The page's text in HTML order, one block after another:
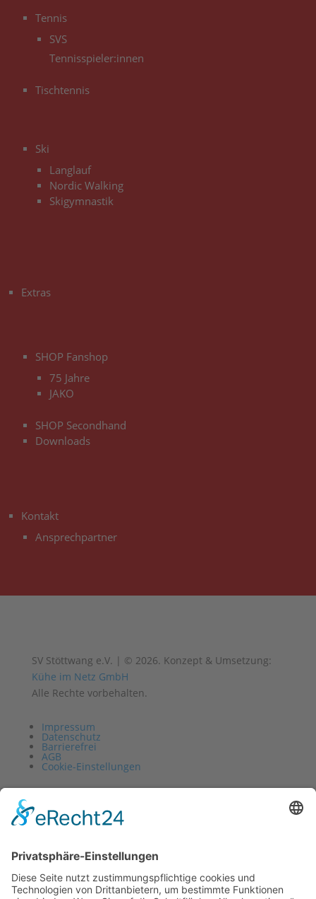
Tennis
SVS
Tennisspieler:innen
Tischtennis
Ski
Langlauf
Nordic Walking
Skigymnastik
Extras
SHOP Fanshop
75 Jahre
JAKO
SHOP Secondhand
Downloads
Kontakt
Ansprechpartner
SV Stöttwang e.V. | © 2026. Konzept & Umsetzung:
Kühe im Netz GmbH
Alle Rechte vorbehalten.
Impressum
Datenschutz
Barrierefrei
AGB
Cookie-Einstellungen
Vertrag widerrufen
Impressum
Datenschutz